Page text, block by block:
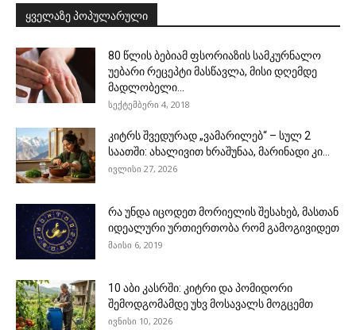
ყველაზე პოპულარული
80 წლის ბებიამ ფსორიაზის სამკურნალო
უებარი რეცეპტი მასწავლა, მისი დღემდე
მადლობელი...
სექტემბერი 4, 2018
კიტრს შვედურად „ვამარილებ“ – სულ 2
საათში: ახალივით ხრაშუნაა, მარინადი კი...
ივლისი 27, 2026
რა უნდა იცოდეთ მორიელის შესახებ, მასთან
იდეალური ურთიერთობა რომ გამოგივიდეთ
მაისი 6, 2019
10 აბი კასრში: კიტრი და პომიდორი
შემოდგომამდე უხვ მოსავალს მოგცემთ
ივნისი 10, 2026